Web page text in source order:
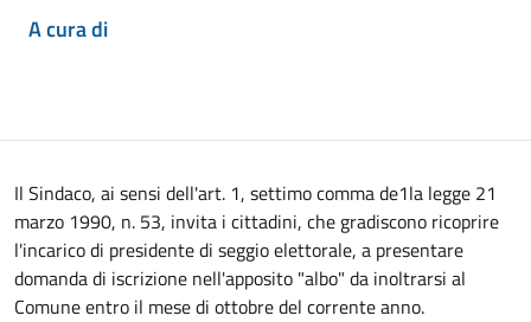
A cura di
Il Sindaco, ai sensi dell'art. 1, settimo comma de1la legge 21
marzo 1990, n. 53, invita i cittadini, che gradiscono ricoprire
l'incarico di presidente di seggio elettorale, a presentare
domanda di iscrizione nell'apposito "albo" da inoltrarsi al
Comune entro il mese di ottobre del corrente anno.